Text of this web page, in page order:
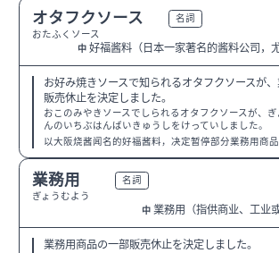
オタフクソース
おたふくソース
名詞
中 好福酱料（日本一家著名的酱料公司，
お好み焼きソースで知られるオタフクソースが
販売休止を決定しました。
おこのみやきソースでしられるオタフクソースが、
んのいちぶはんばいきゅうしをけっていしました。
以大阪烧酱闻名的好福酱料，决定暂停部分業務用商品
業務用
ぎょうむよう
名詞
中 業務用（指供商业、工业
業務用商品の一部販売休止を決定しました。